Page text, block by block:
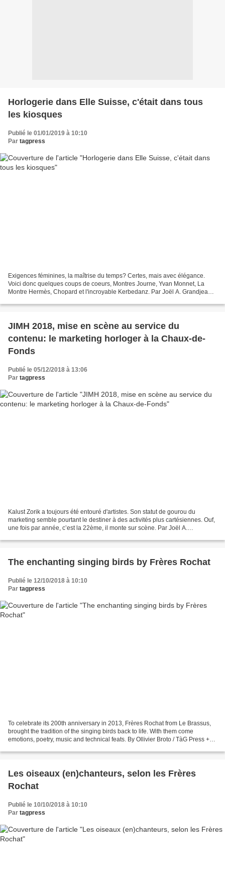
Horlogerie dans Elle Suisse, c'était dans tous
les kiosques
Publié le 01/01/2019 à 10:10
Par tagpress
Exigences féminines, la maîtrise du temps? Certes, mais avec élégance.
Voici donc quelques coups de coeurs, Montres Journe, Yvan Monnet, La
Montre Hermès, Chopard et l'incroyable Kerbedanz. Par Joël A. Grandjean /
JIMH 2018, mise en scène au service du
contenu: le marketing horloger à la Chaux-de-
Fonds
Publié le 05/12/2018 à 13:06
Par tagpress
Kalust Zorik a toujours été entouré d'artistes. Son statut de gourou du
marketing semble pourtant le destiner à des activités plus cartésiennes. Ouf,
une fois par année, c’est la 22ème, il monte sur scène. Par Joël A.
The enchanting singing birds by Frères Rochat
Publié le 12/10/2018 à 10:10
Par tagpress
To celebrate its 200th anniversary in 2013, Frères Rochat from Le Brassus,
brought the tradition of the singing birds back to life. With them come
emotions, poetry, music and technical feats. By Ollivier Broto / TàG Press +41
Les oiseaux (en)chanteurs, selon les Frères
Rochat
Publié le 10/10/2018 à 10:10
Par tagpress